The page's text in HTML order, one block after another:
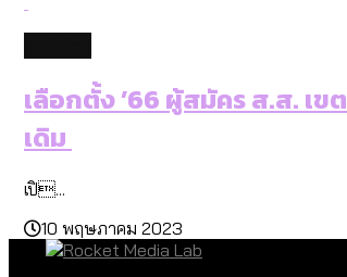
เลือกตั้ง ’66 ผู้สมัคร ส.ส. เ
เดิม
เปิ...
10 พฤษภาคม 2023